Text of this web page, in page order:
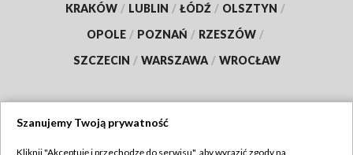
KRAKÓW / LUBLIN / ŁÓDŹ / OLSZTYN /
OPOLE / POZNAŃ / RZESZÓW /
SZCZECIN / WARSZAWA / WROCŁAW
Szanujemy Twoją prywatność
Kliknij "Akceptuję i przechodzę do serwisu", aby wyrazić zgody na